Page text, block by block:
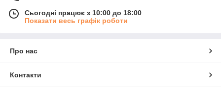
Сьогодні працює з 10:00 до 18:00
Показати весь графік роботи
Про нас
Контакти